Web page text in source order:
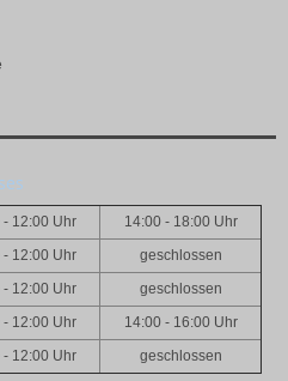
- 12:00 Uhr 14:00 - 18:00 Uhr
- 12:00 Uhr geschlossen
- 12:00 Uhr geschlossen
- 12:00 Uhr 14:00 - 16:00 Uhr
- 12:00 Uhr geschlossen